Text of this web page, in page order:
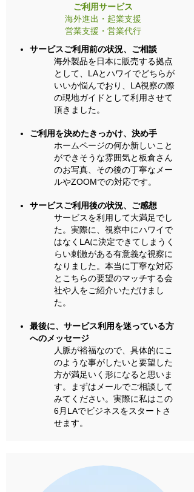
ご利用サービス
海外進出・起業支援
営業支援・営業代行
サービスご利用前の状況、ご相談
海外製品を日本に販売する拠点
として、LAとハワイでどちらが
いいか悩んでおり、LA視察の際
の現地ガイドとして利用させて
頂きました。
ご利用を決めたきっかけ、決め手
​ホームページの何か新しいこと
ができそうな雰囲気と板倉さん
のお写真、その後の丁寧なメー
ルやZOOMでの対応です。
サービスご利用後の状況、ご感想
サービスを利用して大満足でし
た。実際に、視察中にハワイで
はなくLAに決定できてしまうく
らい刺激がある有意義な視察に
なりました。本当に丁寧な対応
とこちらの要望のマッチする会
社や人をご紹介いただけまし
た。
最後に、サービス利用を迷っている方
へのメッセージ
人脈が裕福なので、具体的にこ
のような事がしたいと要望した
方が満足いく形になると思いま
す。まずはメールでご相談して
みてください。実際に私はこの
6月LAでビジネスをスタートさ
せます。